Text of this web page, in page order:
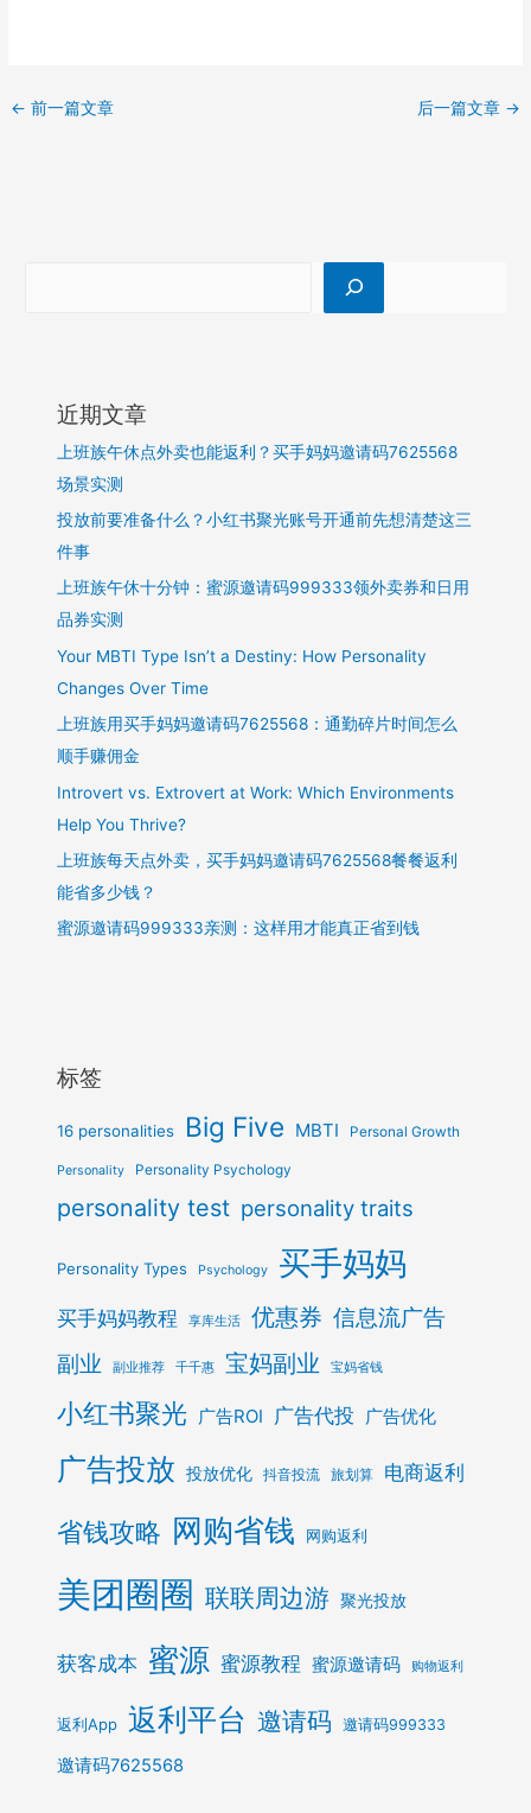
← 前一篇文章 后一篇文章 →
近期文章
上班族午休点外卖也能返利？买手妈妈邀请码7625568
场景实测
投放前要准备什么？小红书聚光账号开通前先想清楚这三
件事
上班族午休十分钟：蜜源邀请码999333领外卖券和日用
品券实测
Your MBTI Type Isn’t a Destiny: How Personality
Changes Over Time
上班族用买手妈妈邀请码7625568：通勤碎片时间怎么
顺手赚佣金
Introvert vs. Extrovert at Work: Which Environments
Help You Thrive?
上班族每天点外卖，买手妈妈邀请码7625568餐餐返利
能省多少钱？
蜜源邀请码999333亲测：这样用才能真正省到钱
标签
16 personalities Big Five MBTI Personal Growth
Personality Personality Psychology
personality test personality traits
Personality Types Psychology 买手妈妈
买手妈妈教程 享库生活 优惠券 信息流广告
副业 副业推荐 千千惠 宝妈副业 宝妈省钱
小红书聚光 广告ROI 广告代投 广告优化
广告投放 投放优化 抖音投流 旅划算 电商返利
省钱攻略 网购省钱 网购返利
美团圈圈 联联周边游 聚光投放
获客成本 蜜源 蜜源教程 蜜源邀请码 购物返利
返利App 返利平台 邀请码 邀请码999333
邀请码7625568